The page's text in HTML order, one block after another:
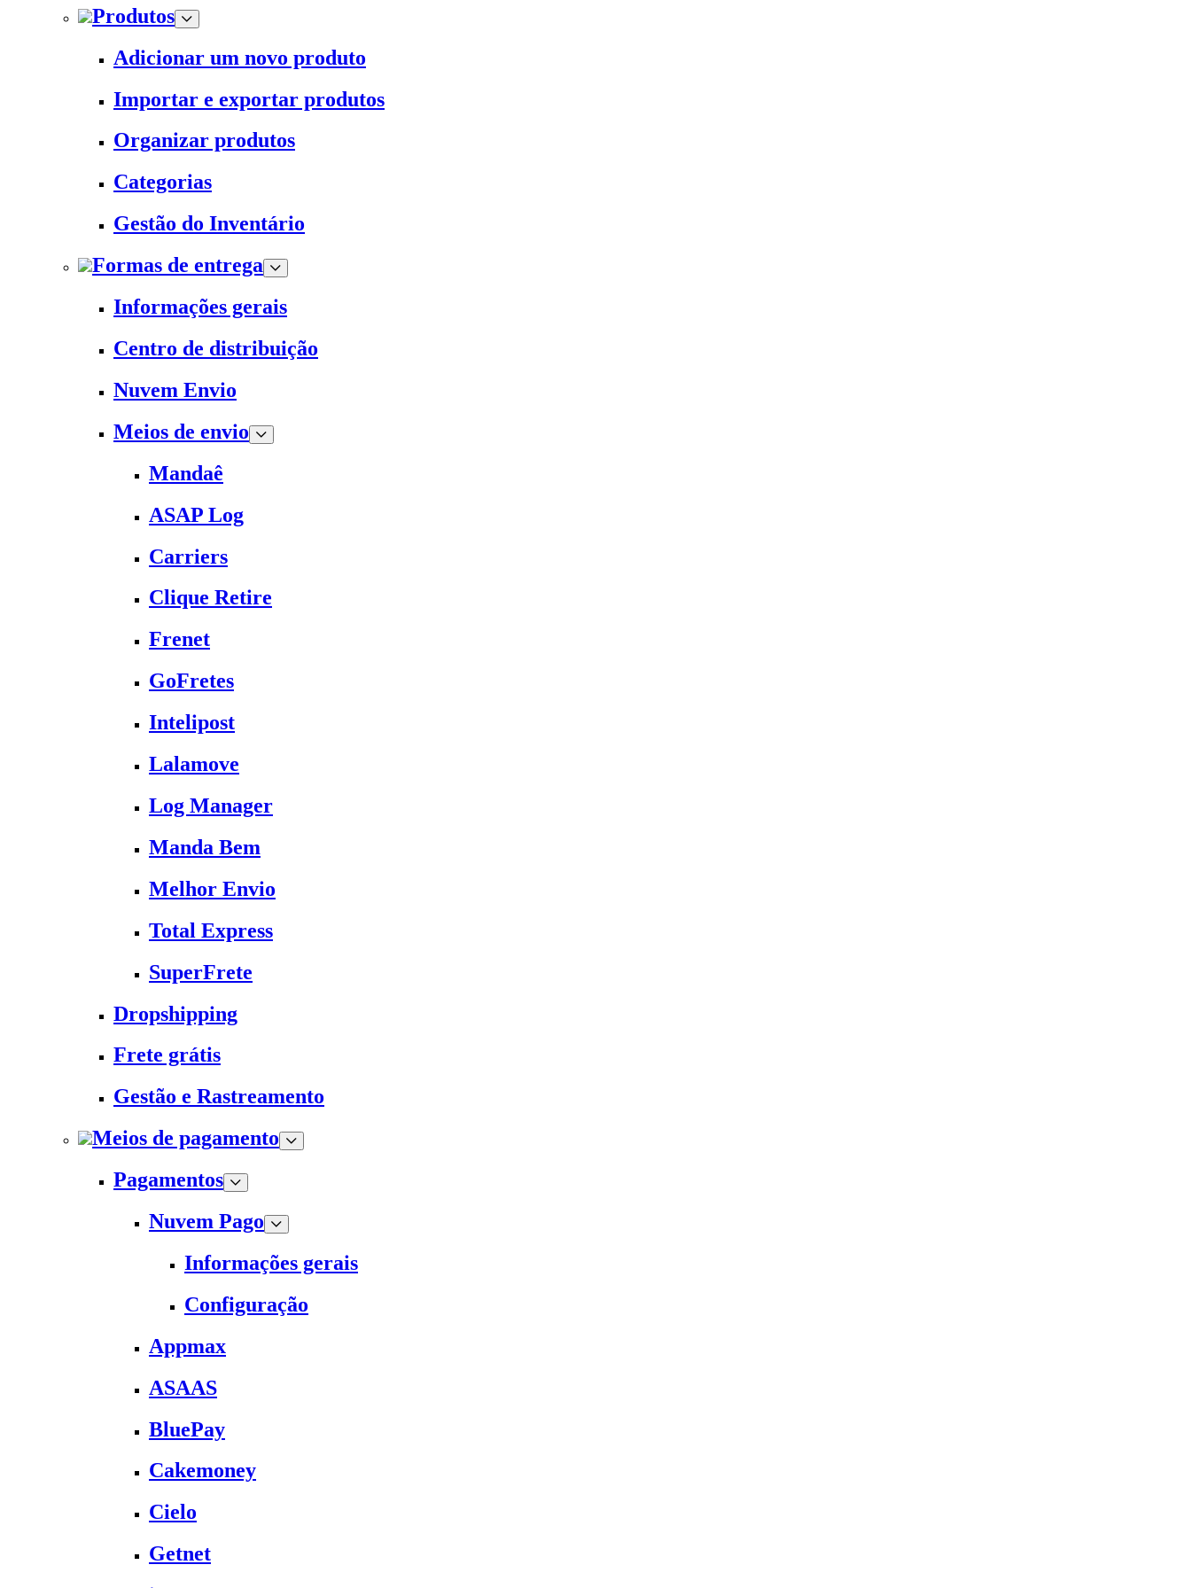
Produtos
Adicionar um novo produto
Importar e exportar produtos
Organizar produtos
Categorias
Gestão do Inventário
Formas de entrega
Informações gerais
Centro de distribuição
Nuvem Envio
Meios de envio
Mandaê
ASAP Log
Carriers
Clique Retire
Frenet
GoFretes
Intelipost
Lalamove
Log Manager
Manda Bem
Melhor Envio
Total Express
SuperFrete
Dropshipping
Frete grátis
Gestão e Rastreamento
Meios de pagamento
Pagamentos
Nuvem Pago
Informações gerais
Configuração
Appmax
ASAAS
BluePay
Cakemoney
Cielo
Getnet